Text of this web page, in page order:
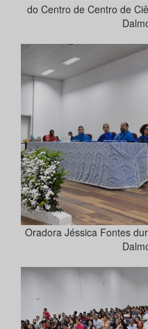
do Centro de Centro de
Oradora Jéssica Fontes